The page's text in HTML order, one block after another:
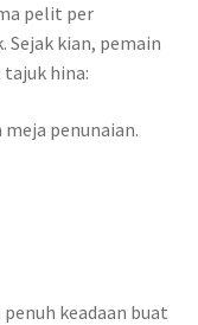
pelit per
Sejak kian, pemain
hina:
penunaian.
keadaan buat